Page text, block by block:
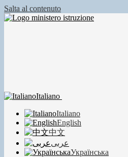
Salta al contenuto
Italiano
Italiano
English
中文
عربى
Українська